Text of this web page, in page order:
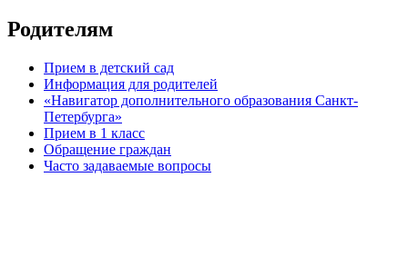
Родителям
Прием в детский сад
Информация для родителей
«Навигатор дополнительного образования Санкт-
Петербурга»
Прием в 1 класс
Обращение граждан
Часто задаваемые вопросы